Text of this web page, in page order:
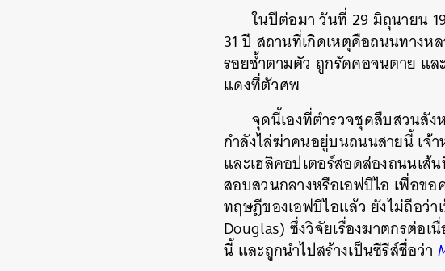
ในปีต่อมา วันที่ 29 มิถุนายน
31 ปี สถานที่เกิดเหตุคือถนนทาง
รอยช้ำตามตัว ถูกรัดคอจนตาย แ
แดงที่ตัวศพ
จุดนี้เองที่ตำรวจชุดสืบสวนสัง
กำลังไล่ฆ่าคนอยู่บนถนนสายนี้ เจ้
และเฮลิคอปเตอร์สอดส่องถนนเส้
สอบสวนกลางหรือเอฟบีไอ เพื่อข
ทฤษฎีของเอฟบีไอแล้ว ยังไม่ถือว่
Douglas) ซึ่งวิจัยเรื่องฆาตกรต่อเ
นี้ และถูกนำไปสร้างเป็นซีรีส์ชื่อว่า